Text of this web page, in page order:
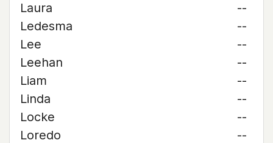
Laura
--
Ledesma
--
Lee
--
Leehan
--
Liam
--
Linda
--
Locke
--
Loredo
--